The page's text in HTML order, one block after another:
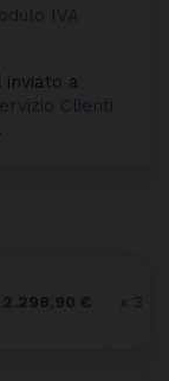
IVA
a
Clienti